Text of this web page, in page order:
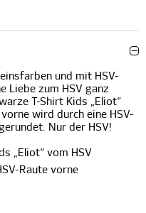
und mit HSV-
Liebe zum HSV ganz
T-Shirt Kids „Eliot“
wird durch eine HSV-
Nur der HSV!
„Eliot“ vom HSV
Raute vorne